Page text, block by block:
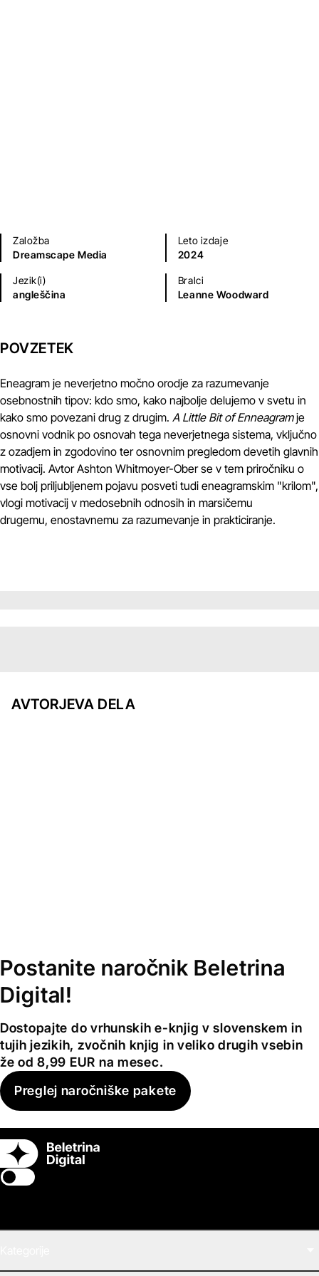
Založba
Dreamscape Media
Leto izdaje
2024
Jezik(i)
angleščina
Bralci
Leanne Woodward
POVZETEK
Eneagram je neverjetno močno orodje za razumevanje
osebnostnih tipov: kdo smo, kako najbolje delujemo v svetu in
kako smo povezani drug z drugim. A Little Bit of Enneagramje
osnovni vodnik po osnovah tega neverjetnega sistema, vključno
z ozadjem in zgodovino ter osnovnim pregledom devetih glavnih
motivacij. Avtor Ashton Whitmoyer-Ober se v tem priročniku o
vse bolj priljubljenem pojavu posveti tudi eneagramskim "krilom",
vlogi motivacij v medosebnih odnosih in marsičemu
drugemu, enostavnemu za razumevanje in prakticiranje.
AVTORJEVA DELA
Postanite naročnik Beletrina
Digital!
Dostopajte do vrhunskih e-knjig v slovenskem in
tujih jezikih, zvočnih knjig in veliko drugih vsebin
že od 8,99 EUR na mesec.
Preglej naročniške pakete
Switch theme